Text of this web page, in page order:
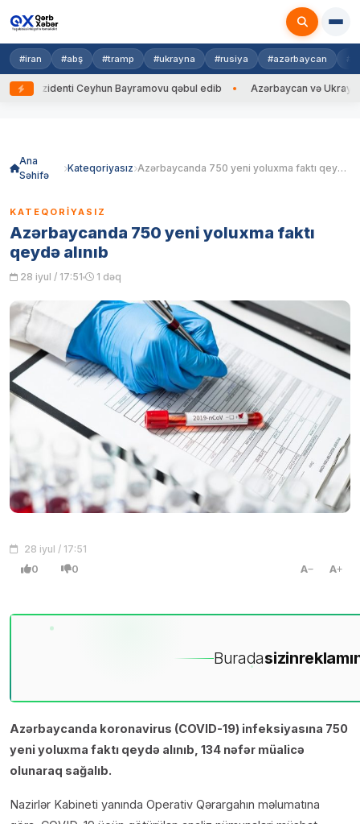
#iran #abş #tramp #ukrayna #rusiya #azərbaycan
Ceyhun Bayramovu qəbul edib Azərbaycan və Ukrayna XİN
Ana
Səhifə
Kateqoriyasız Azərbaycanda 750 yeni yoluxma faktı qeydə alınıb
KATEQORIYASIZ
Azərbaycanda 750 yeni yoluxma faktı
qeydə alınıb
28 iyul / 17:51 1 dəq
28 iyul / 17:51
0 0 A A
Buradasizin
Azərbaycanda koronavirus (COVID-19) infeksiyasına 750
yeni yoluxma faktı qeydə alınıb, 134 nəfər müalicə
olunaraq sağalıb.
Nazirlər Kabineti yanında Operativ Qərargahın məlumatına